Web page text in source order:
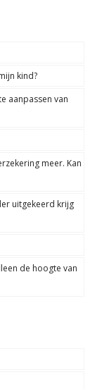
kind?
aanpassen van
meer. Kan
uitgekeerd krijg
de hoogte van